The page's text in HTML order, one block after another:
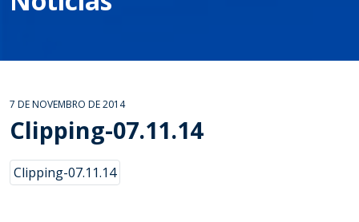
7 DE NOVEMBRO DE 2014
Clipping-07.11.14
Clipping-07.11.14